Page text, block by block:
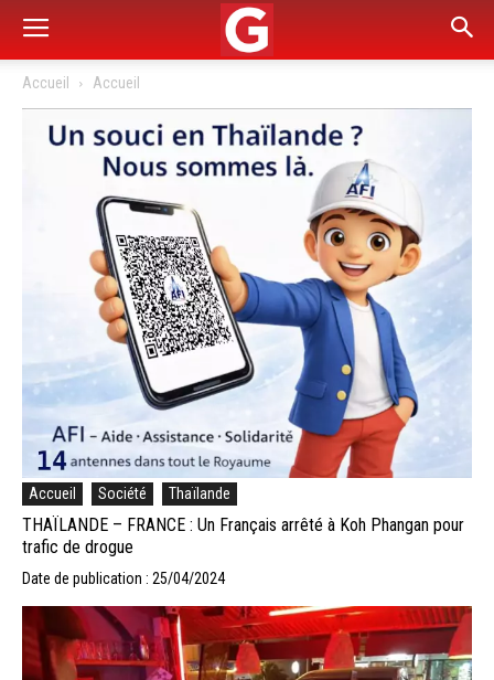
Accueil Accueil
Accueil Société Thaïlande
THAÏLANDE – FRANCE : Un Français arrêté à Koh Phangan pour
trafic de drogue
Date de publication : 25/04/2024